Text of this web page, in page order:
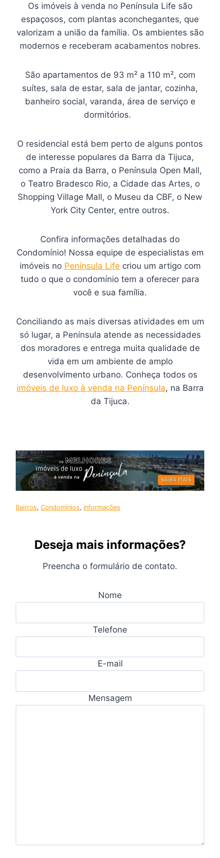
Os imóveis à venda no Península Life são
espaçosos, com plantas aconchegantes, que
valorizam a união da família. Os ambientes são
modernos e receberam acabamentos nobres.
São apartamentos de 93 m² a 110 m², com
suítes, sala de estar, sala de jantar, cozinha,
banheiro social, varanda, área de serviço e
dormitórios.
O residencial está bem perto de alguns pontos
de interesse populares da Barra da Tijuca,
como a Praia da Barra, o Península Open Mall,
o Teatro Bradesco Rio, a Cidade das Artes, o
Shopping Village Mall, o Museu da CBF, o New
York City Center, entre outros.
Confira informações detalhadas do
Condomínio! Nossa equipe de especialistas em
imóveis no Península Life criou um artigo com
tudo o que o condomínio tem a oferecer para
você e sua família.
Conciliando as mais diversas atividades em um
só lugar, a Península atende as necessidades
dos moradores e entrega muita qualidade de
vida em um ambiente de amplo
desenvolvimento urbano. Conheça todos os
imóveis de luxo à venda na Península, na Barra
da Tijuca.
Bairros, Condomínios, Informações
Deseja mais informações?
Preencha o formulário de contato.
Nome
Telefone
E-mail
Mensagem